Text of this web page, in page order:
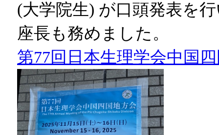
(大学院生) が口頭発表を
座長も務めました。
第77回日本生理学会中国